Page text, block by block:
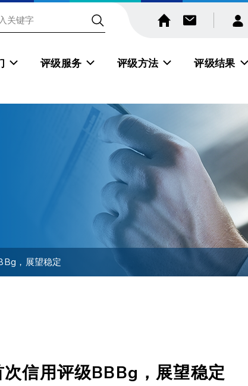
评级服务 评级方法 评级结果
，展望稳定
信用评级BBBg，展望稳定